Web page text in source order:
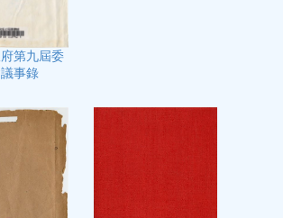
第九屆委
事錄